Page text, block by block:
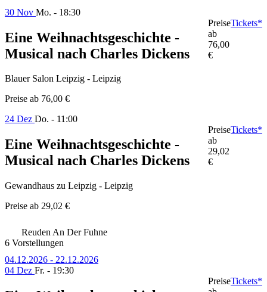
30 Nov Mo. - 18:30
Eine Weihnachtsgeschichte -
Musical nach Charles Dickens
Blauer Salon Leipzig - Leipzig
Preise ab 76,00 €
Preise
ab
76,00
€
Tickets*
24 Dez Do. - 11:00
Eine Weihnachtsgeschichte -
Musical nach Charles Dickens
Gewandhaus zu Leipzig - Leipzig
Preise ab 29,02 €
Preise
ab
29,02
€
Tickets*
Reuden An Der Fuhne
6 Vorstellungen
04.12.2026 - 22.12.2026
04 Dez Fr. - 19:30
PreiseTickets*